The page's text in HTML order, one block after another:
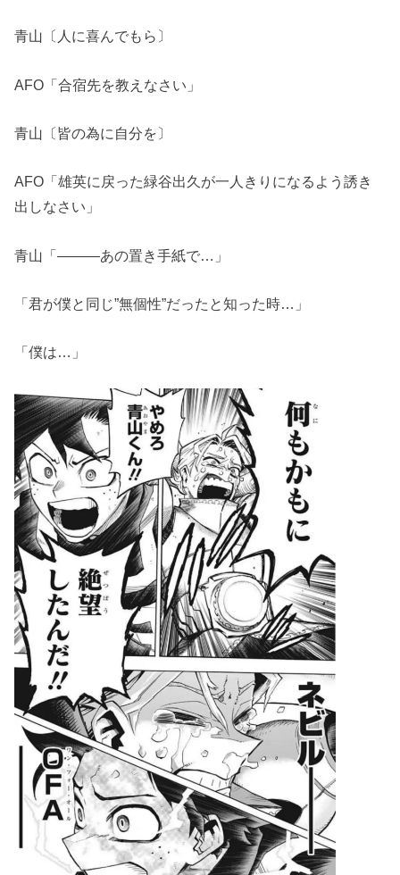
青山〔人に喜んでもら〕
AFO「合宿先を教えなさい」
青山〔皆の為に自分を〕
AFO「雄英に戻った緑谷出久が一人きりになるよう誘き
出しなさい」
青山「―――あの置き手紙で…」
「君が僕と同じ”無個性”だったと知った時…」
「僕は…」